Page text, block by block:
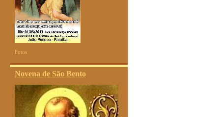
Fotos
Novena de São Bento